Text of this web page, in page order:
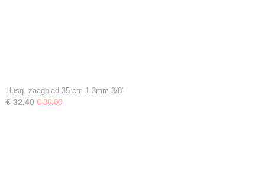
Husq. zaagblad 35 cm 1.3mm 3/8"
€ 32,40 € 36,00